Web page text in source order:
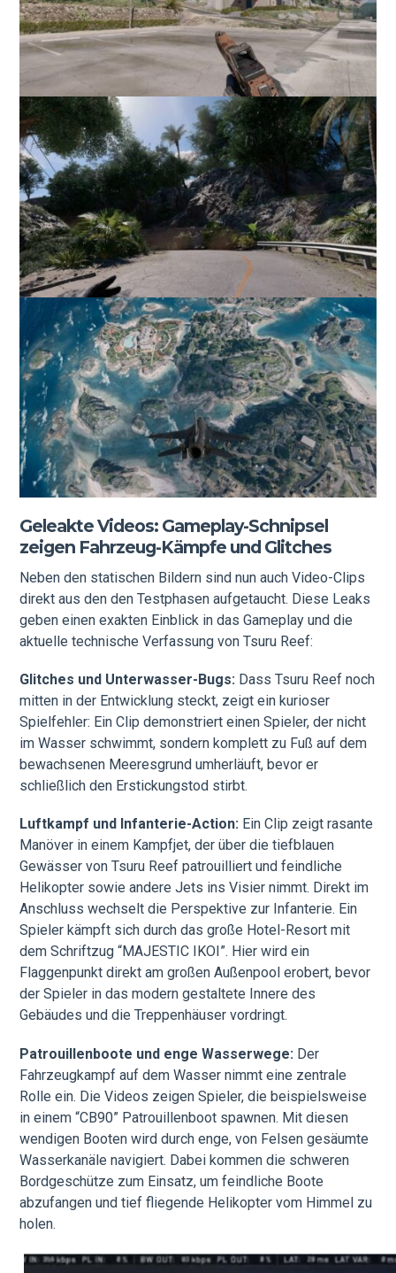
Geleakte Videos: Gameplay-Schnipsel
zeigen Fahrzeug-Kämpfe und Glitches
Neben den statischen Bildern sind nun auch Video-Clips
direkt aus den den Testphasen aufgetaucht. Diese Leaks
geben einen exakten Einblick in das Gameplay und die
aktuelle technische Verfassung von Tsuru Reef:
Glitches und Unterwasser-Bugs: Dass Tsuru Reef noch
mitten in der Entwicklung steckt, zeigt ein kurioser
Spielfehler: Ein Clip demonstriert einen Spieler, der nicht
im Wasser schwimmt, sondern komplett zu Fuß auf dem
bewachsenen Meeresgrund umherläuft, bevor er
schließlich den Erstickungstod stirbt.
Luftkampf und Infanterie-Action: Ein Clip zeigt rasante
Manöver in einem Kampfjet, der über die tiefblauen
Gewässer von Tsuru Reef patrouilliert und feindliche
Helikopter sowie andere Jets ins Visier nimmt. Direkt im
Anschluss wechselt die Perspektive zur Infanterie. Ein
Spieler kämpft sich durch das große Hotel-Resort mit
dem Schriftzug “MAJESTIC IKOI”. Hier wird ein
Flaggenpunkt direkt am großen Außenpool erobert, bevor
der Spieler in das modern gestaltete Innere des
Gebäudes und die Treppenhäuser vordringt.
Patrouillenboote und enge Wasserwege: Der
Fahrzeugkampf auf dem Wasser nimmt eine zentrale
Rolle ein. Die Videos zeigen Spieler, die beispielsweise
in einem “CB90” Patrouillenboot spawnen. Mit diesen
wendigen Booten wird durch enge, von Felsen gesäumte
Wasserkanäle navigiert. Dabei kommen die schweren
Bordgeschütze zum Einsatz, um feindliche Boote
abzufangen und tief fliegende Helikopter vom Himmel zu
holen.